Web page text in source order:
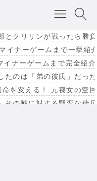
とクリリンが戦ったら勝
イナーゲームまで一挙紹
イナーゲームまで完全紹
たのは「弟の彼氏」だっ
を変える！ 元喪女の空
その嘘に対する野蛮な